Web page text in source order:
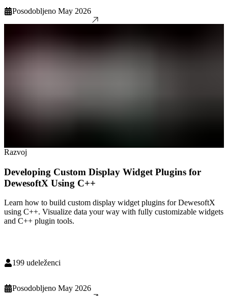
Posodobljeno May 2026
Razvoj
Developing Custom Display Widget Plugins for
DewesoftX Using C++
Learn how to build custom display widget plugins for DewesoftX
using C++. Visualize data your way with fully customizable widgets
and C++ plugin tools.
199 udeleženci
Posodobljeno May 2026